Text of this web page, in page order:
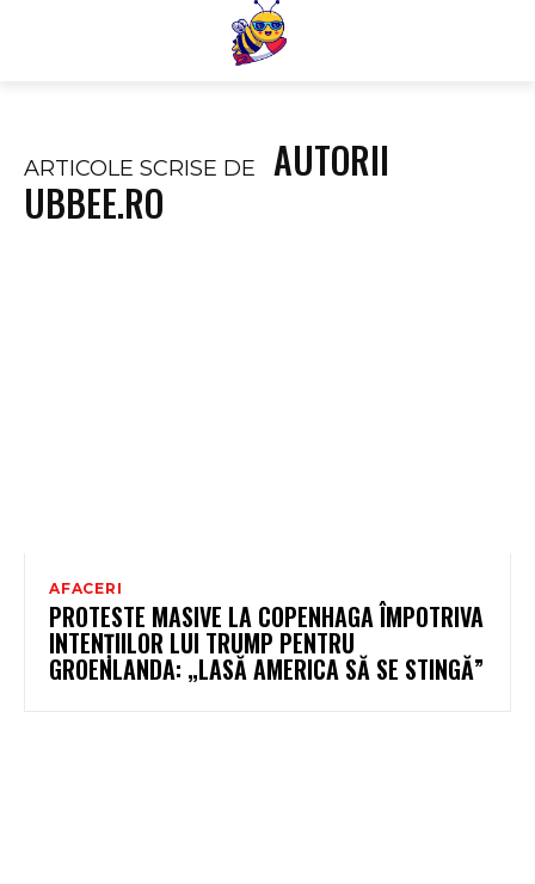
ARTICOLE SCRISE DE
AUTORII
UBBEE.RO
AFACERI
PROTESTE MASIVE LA COPENHAGA ÎMPOTRIVA
INTENȚIILOR LUI TRUMP PENTRU
GROENLANDA: „LASĂ AMERICA SĂ SE STINGĂ”